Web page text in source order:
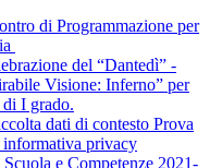
di Programmazione per
del “Dantedì” -
Visione: Inferno” per
di I grado.
dati di contesto Prova
privacy
e Competenze 2021-